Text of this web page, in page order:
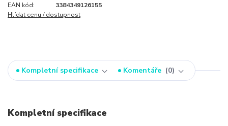
EAN kód:
3384349126155
Hlídat cenu / dostupnost
Kompletní specifikace Komentáře 0
Kompletní specifikace